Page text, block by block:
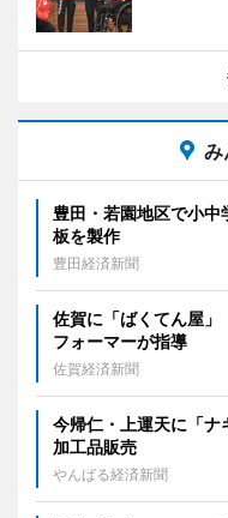
み
豊田・若園地区で小
板を製作
豊田経済新聞
佐賀に「ばくてん屋
フォーマーが指導
佐賀経済新聞
今帰仁・上運天に「
加工品販売
やんばる経済新聞